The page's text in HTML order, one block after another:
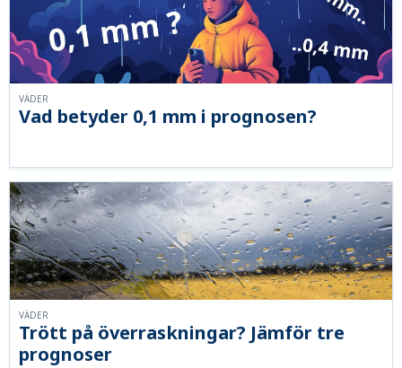
Vad betyder 0,1 mm i prognosen?
VÄDER
Trött på överraskningar? Jämför tre
prognoser
VÄDER